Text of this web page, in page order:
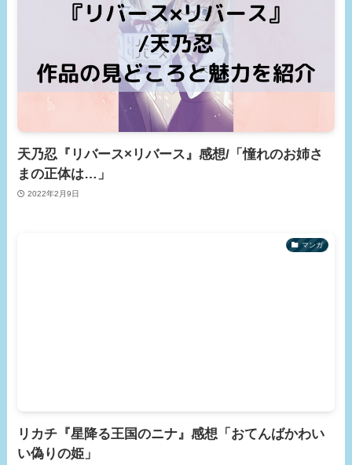
天乃忍『リバース×リバース』感想/「憧れのお姉さ
まの正体は…」
2022年2月9日
マンガ
リカチ『星降る王国のニナ』感想「おてんばかわい
い偽りの姫」